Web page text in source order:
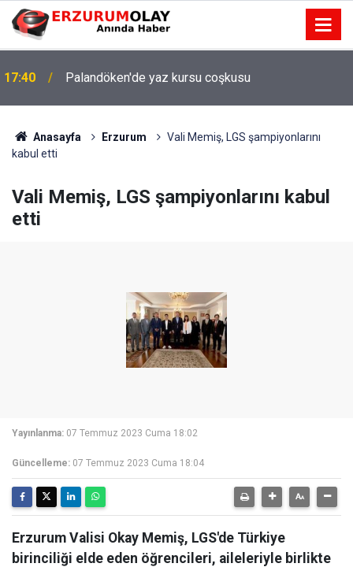
17:40 Palandöken'de yaz kursu coşkusu
Anasayfa Erzurum
Vali Memiş, LGS şampiyonlarını
kabul etti
Vali Memiş, LGS şampiyonlarını kabul
etti
Yayınlanma: 07 Temmuz 2023 Cuma 18:02
Güncelleme: 07 Temmuz 2023 Cuma 18:04
Erzurum Valisi Okay Memiş, LGS'de Türkiye
birinciliği elde eden öğrencileri, aileleriyle birlikte